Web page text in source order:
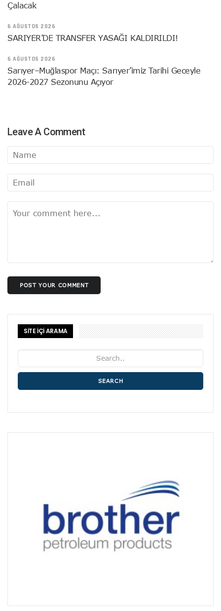
Çalacak
6 AĞUSTOS 2026
SARIYER’DE TRANSFER YASAĞI KALDIRILDI!
6 AĞUSTOS 2026
Sarıyer–Muğlaspor Maçı: Sarıyer’imiz Tarihi Geceyle
2026-2027 Sezonunu Açıyor
Leave A Comment
POST YOUR COMMENT
SİTE İÇİ ARAMA
SEARCH